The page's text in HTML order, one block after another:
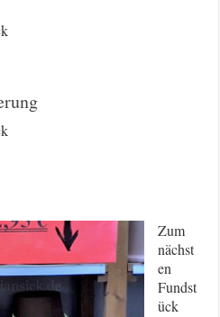
Zum
nächst
en
Fundst
ück